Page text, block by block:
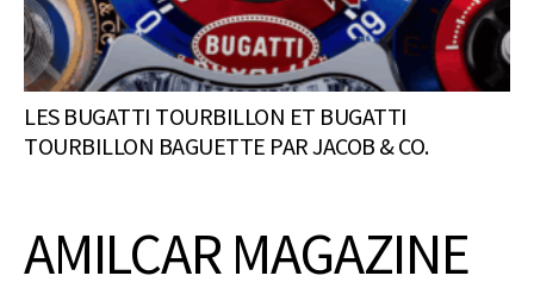
LES BUGATTI TOURBILLON ET BUGATTI
TOURBILLON BAGUETTE PAR JACOB & CO.
AMILCAR MAGAZINE